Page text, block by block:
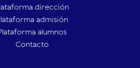
dirección
admisión
alumnos
Contacto